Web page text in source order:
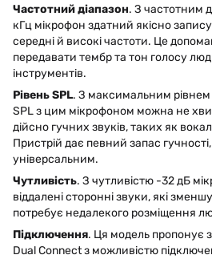
Частотний діапазон. З частотним
кГц мікрофон здатний якісно
середні й високі частоти. Це
передавати тембр та тон голосу
інструментів.
Рівень SPL. З максимальним рівнем
SPL з цим мікрофоном можна не
дійсно гучних звуків, таких як
Пристрій дає певний запас
універсальним.
Чутливість. З чутливістю -32 дБ
віддалені сторонні звуки, які
потребує недалекого розміщення
Підключення. Ця модель пропонує
Dual Connect з можливістю